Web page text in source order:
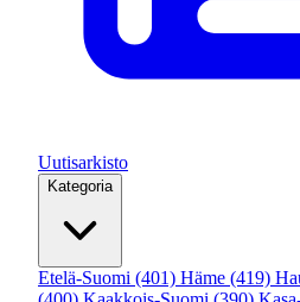
Uutisarkisto
Kategoria
Etelä-Suomi (401) Häme (419)